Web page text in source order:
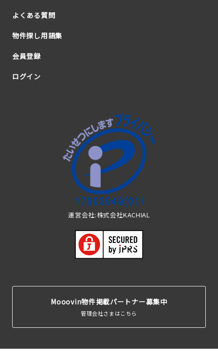
よくある質問
物件探し用語集
会員登録
ログイン
運営会社:株式会社KACHIAL
Mooovin物件掲載パートナー募集中
管理会社さまはこちら